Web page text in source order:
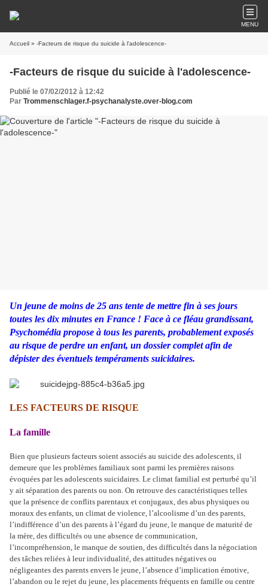
MENU
Accueil » -Facteurs de risque du suicide à l'adolescence-
-Facteurs de risque du suicide à l'adolescence-
Publié le 07/02/2012 à 12:42
Par Trommenschlager.f-psychanalyste.over-blog.com
Un jeune de moins de 25 ans tente de mettre fin à ses jours
toutes les dix minutes en France ! Face à ce fléau grandissant,
Psychomédia propose à tous les parents, probablement exposés
au risque de perdre un enfant, un dossier complet afin de
dépister des éventuels tempéraments suicidaires.
LES FACTEURS DE RISQUE
La famille
Bien que plusieurs facteurs soient associés au suicide des adolescents, il
demeure que les problèmes familiaux sont parmi les premières raisons
évoquées par les adolescents suicidaires. Le climat familial est perturbé qu’il
y ait séparation des parents ou non. On retrouve des caractéristiques telles
que la présence de conflits parentaux et conjugaux, des abus physiques ou
moraux des enfants, un climat de violence, l’alcoolisme d’un des parents,
l’indifférence d’un des parents à l’égard du jeune, le manque de maturité de
la mère, des difficultés ou une absence de communication,
l’incompréhension, le manque de soutien, des difficultés dans la négociation
des tâches reliées à leur individualité, des attitudes négatives ou
négligeantes des parents envers le jeune, l’absence d’implication émotive,
l’abandon ou le rejet du jeune, les placements fréquents en famille ou centre